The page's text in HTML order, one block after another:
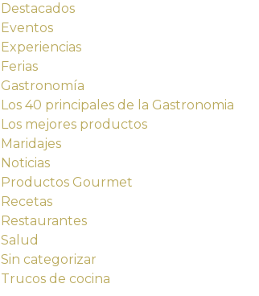
Destacados
Eventos
Experiencias
Ferias
Gastronomía
Los 40 principales de la Gastronomia
Los mejores productos
Maridajes
Noticias
Productos Gourmet
Recetas
Restaurantes
Salud
Sin categorizar
Trucos de cocina